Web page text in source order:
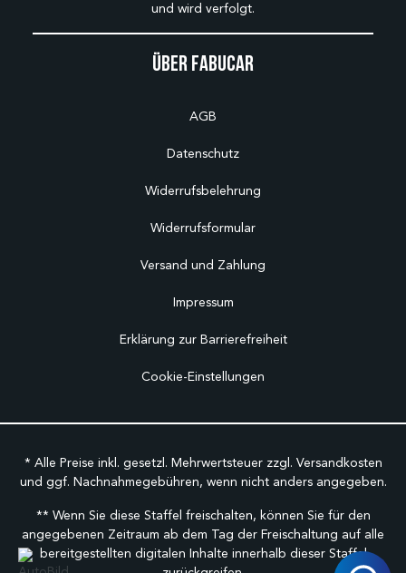
Über Fabucar
AGB
Datenschutz
Widerrufsbelehrung
Widerrufsformular
Versand und Zahlung
Impressum
Erklärung zur Barrierefreiheit
Cookie-Einstellungen
und wird verfolgt.
* Alle Preise inkl. gesetzl. Mehrwertsteuer zzgl. Versandkosten
und ggf. Nachnahmegebühren, wenn nicht anders angegeben.
** Wenn Sie diese Staffel freischalten, können Sie für den
angegebenen Zeitraum ab dem Tag der Freischaltung auf alle
bereitgestellten digitalen Inhalte innerhalb dieser Staffel